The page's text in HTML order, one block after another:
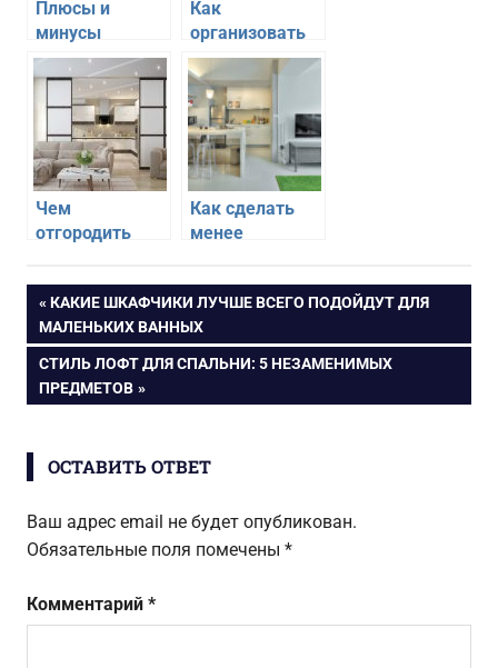
Плюсы и
минусы
квартиры со
свободной
планировкой
Как
организовать
удобную
рабочую зону
на кухне
Чем
отгородить
гостиной в
квартире-
студии
Как сделать
менее
кухонную зону
в квартире-
студии
Навигация
по
записям
ПРЕДЫДУЩАЯ
ЗАПИСЬ:
КАКИЕ ШКАФЧИКИ ЛУЧШЕ ВСЕГО ПОДОЙДУТ ДЛЯ
МАЛЕНЬКИХ ВАННЫХ
СЛЕДУЮЩАЯ
ЗАПИСЬ:
СТИЛЬ ЛОФТ ДЛЯ СПАЛЬНИ: 5 НЕЗАМЕНИМЫХ
ПРЕДМЕТОВ
ОСТАВИТЬ ОТВЕТ
Ваш адрес email не будет опубликован.
Обязательные поля помечены *
Комментарий *